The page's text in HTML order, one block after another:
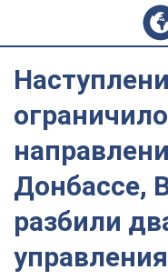
Донбассе,
разбили